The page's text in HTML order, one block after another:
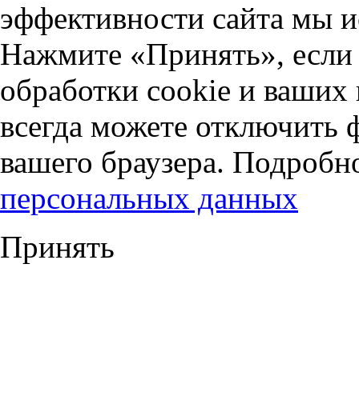
эффективности сайта мы
Нажмите «Принять», если
обработки cookie и
всегда можете отключить
вашего браузера.
персональных данных
Принять